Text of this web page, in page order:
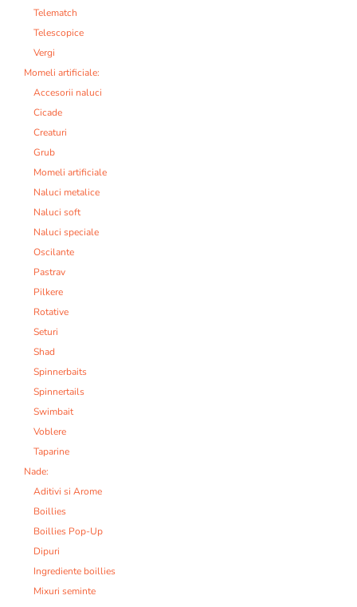
Telematch
Telescopice
Vergi
Momeli artificiale:
Accesorii naluci
Cicade
Creaturi
Grub
Momeli artificiale
Naluci metalice
Naluci soft
Naluci speciale
Oscilante
Pastrav
Pilkere
Rotative
Seturi
Shad
Spinnerbaits
Spinnertails
Swimbait
Voblere
Taparine
Nade:
Aditivi si Arome
Boillies
Boillies Pop-Up
Dipuri
Ingrediente boillies
Mixuri seminte